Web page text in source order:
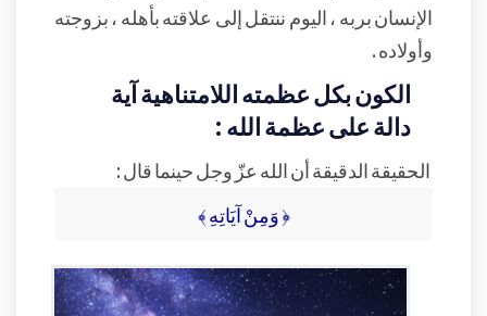
الإنسان بربه ، اليوم ننتقل إلى علاقته بأهله ، بزوجته
وأولاده .
الكون بكل عظمته اللامتناهية آية
دالة على عظمة الله :
الحقيقة الدقيقة أن الله عزّ وجل حينما قال :
﴿ وَمِنْ آيَاتِهِ ﴾